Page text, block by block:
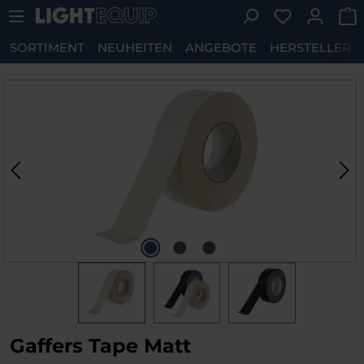
Zum Hauptinhalt springen Du hast 0
SORTIMENT NEUHEITEN ANGEBOTE HERSTELLER
Gaffers Tape Matt